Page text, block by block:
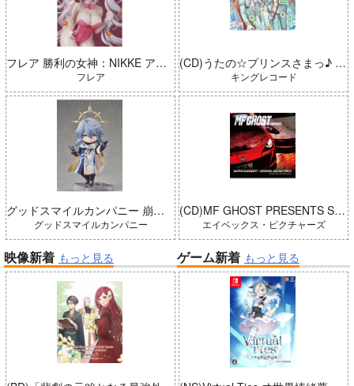
フレア 勝利の女神：NIKKE アリス：ワンダーランドバニー 完成品
フレア
グッドスマイルカンパニー 崩壊：スターレイル ねんどろいどどーる サンデー 完成品
グッドスマイルカンパニー
(CD)うたの☆プリンスさまっ♪ LIVE EMOTION 2nd Anniversary CD トキヤ・カミュ・瑛二・大和
キングレコード
(CD)MF GHOST PRESENTS SUPER EUROBEAT × ORIGINAL SOUNDTRACK NEW COLLECTION Vol.3
エイベックス・ピクチャーズ
映像新着 もっと見る ゲーム新着 もっと見る